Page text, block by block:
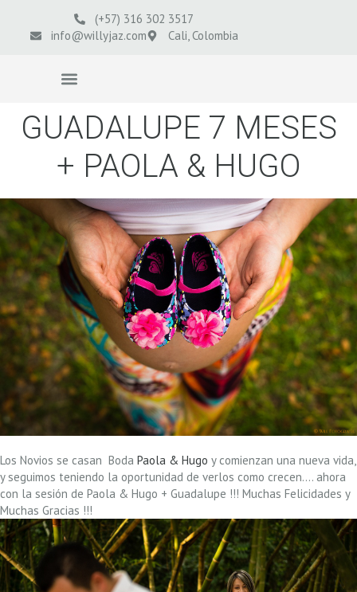
(+57) 316 302 3517
info@willyjaz.com
Cali, Colombia
GUADALUPE 7 MESES
+ PAOLA & HUGO
Los Novios se casan Boda Paola & Hugo y comienzan una nueva vida,
y seguimos teniendo la oportunidad de verlos como crecen…. ahora
con la sesión de Paola & Hugo + Guadalupe !!! Muchas Felicidades y
Muchas Gracias !!!